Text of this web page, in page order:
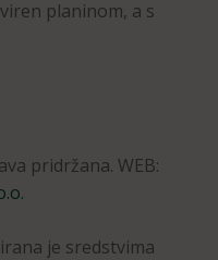
planinom, a s
pridržana. WEB:
je sredstvima